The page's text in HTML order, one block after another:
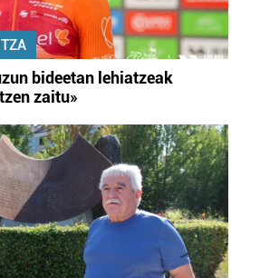
bideetan lehiatzeak
zaitu»